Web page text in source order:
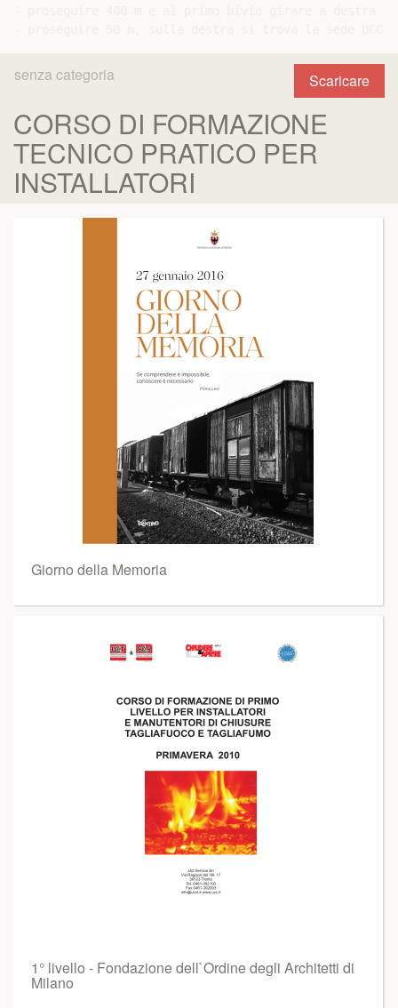
Scaricare
senza categoria
CORSO DI FORMAZIONE
TECNICO PRATICO PER
INSTALLATORI
Giorno della Memoria
1° livello - Fondazione dell`Ordine degli Architetti di
Milano